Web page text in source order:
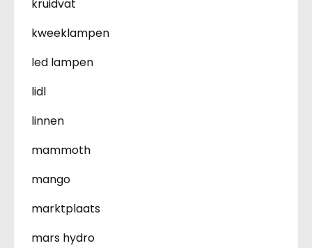
kruidvat
kweeklampen
led lampen
lidl
linnen
mammoth
mango
marktplaats
mars hydro